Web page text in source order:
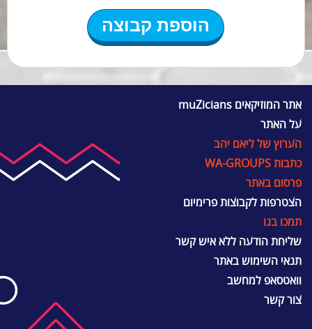
אתר המוזיקאים muZicians
על האתר
הערוץ של ליאם יהב
כתבות WA-GROUPS
פרסום באתר
הצטרפות לקבוצות פרימיום
תמכו בנו
שליחת הודעה ללא איש קשר
תנאי השימוש באתר
וואטסאפ למחשב
צור קשר